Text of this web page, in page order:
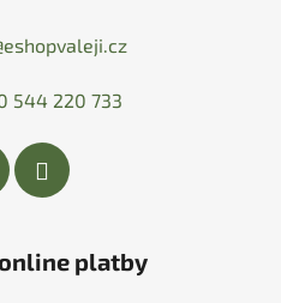
eshopvaleji.cz
544 220 733
platby